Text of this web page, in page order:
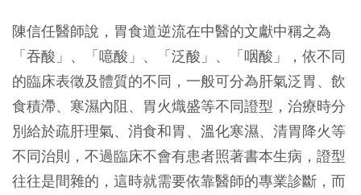
陳信任醫師說，胃食道逆流在中醫的文獻中稱之為
「吞酸」、「噫酸」、「泛酸」、「咽酸」，依不同
的臨床表徵及體質的不同，一般可分為肝氣泛胃、飲
食積滯、寒濕內阻、胃火熾盛等不同證型，治療時分
別給於疏肝理氣、消食和胃、溫化寒濕、清胃降火等
不同治則，不過臨床不會有患者照著書本生病，證型
往往是間雜的，這時就需要依靠醫師的專業診斷，而